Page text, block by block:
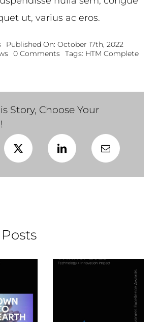
ut, varius ac eros.
Published On: October 17th, 2022
0 Commentson
Exhibitor
Tags: HTM Complete
Story, Choose Your